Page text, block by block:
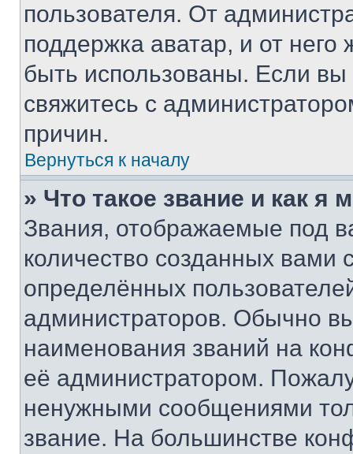
пользователя. От
поддержка аватар, и от него
быть использованы. Если
свяжитесь с
причин.
Вернуться к началу
» Что такое звание и как я
Звания, отображаемые под
количество созданных
определённых
администраторов. Обычно
наименования званий на
её администратором.
ненужными сообщениями
звание. На большинстве